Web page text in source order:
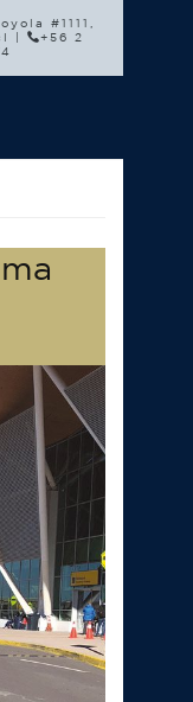
#1111,
|
+56 2